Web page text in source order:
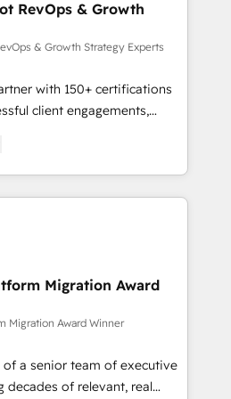
results. Our mission
HubSpot’s full potential
training, unmatched
support, we equip
systems with confidence
data-driven approach to
RevOps & Growth
& Growth Strategy Experts
with 150+ certifications
client engagements,
growth. From onboarding to
our in-house team
that drive long-term
and automation setup •
and data cleanups •
integrations 📈 End-to-
• Lifecycle marketing and
• Sales enablement tools
• Retention strategies with
HubSpot
and 2,000+
Migration Award
Migration Award Winner
of a senior team of executive
decades of relevant, real